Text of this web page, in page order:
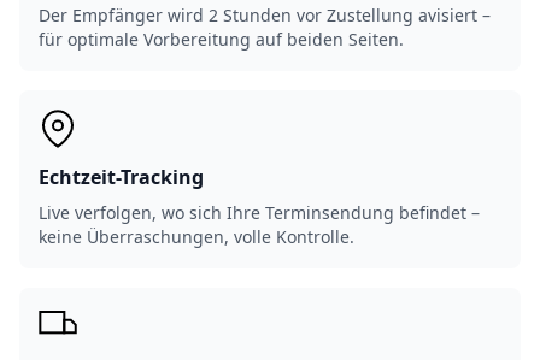
Der Empfänger wird 2 Stunden vor Zustellung avisiert –
für optimale Vorbereitung auf beiden Seiten.
Echtzeit-Tracking
Live verfolgen, wo sich Ihre Terminsendung befindet –
keine Überraschungen, volle Kontrolle.